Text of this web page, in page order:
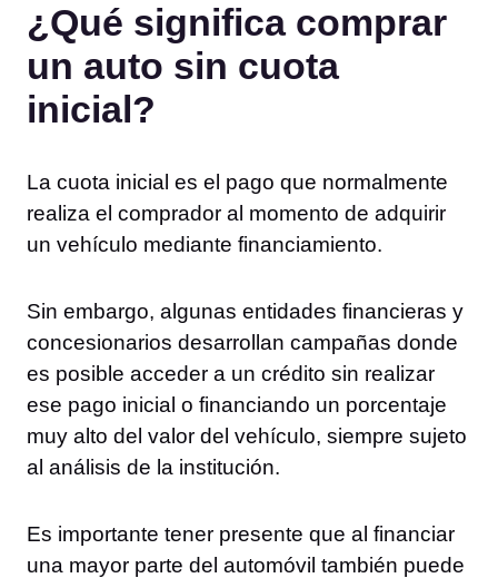
¿Qué significa comprar
un auto sin cuota
inicial?
La cuota inicial es el pago que normalmente
realiza el comprador al momento de adquirir
un vehículo mediante financiamiento.
Sin embargo, algunas entidades financieras y
concesionarios desarrollan campañas donde
es posible acceder a un crédito sin realizar
ese pago inicial o financiando un porcentaje
muy alto del valor del vehículo, siempre sujeto
al análisis de la institución.
Es importante tener presente que al financiar
una mayor parte del automóvil también puede